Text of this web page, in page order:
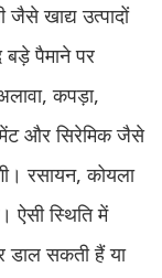
खाद्य उत्पादों
पैमाने पर
कपड़ा,
और सिरेमिक जैसे
रसायन, कोयला
ऐसी स्थिति में
डाल सकती हैं या